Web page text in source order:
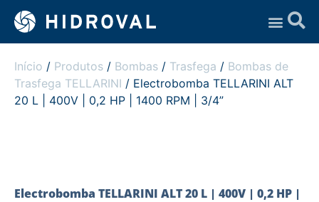
Início / Produtos / Bombas / Trasfega / Bombas de
Trasfega TELLARINI / Electrobomba TELLARINI ALT
20 L | 400V | 0,2 HP | 1400 RPM | 3/4”
Electrobomba TELLARINI ALT 20 L | 400V | 0,2 HP |